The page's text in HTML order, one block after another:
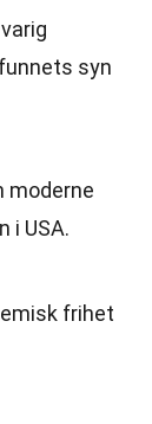
syn
moderne
i USA.
frihet